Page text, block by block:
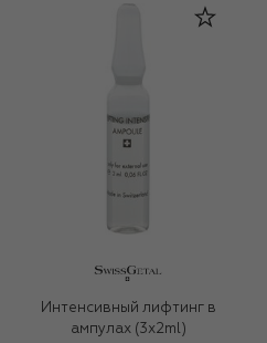
Интенсивный лифтинг в
ампулах (3x2ml)